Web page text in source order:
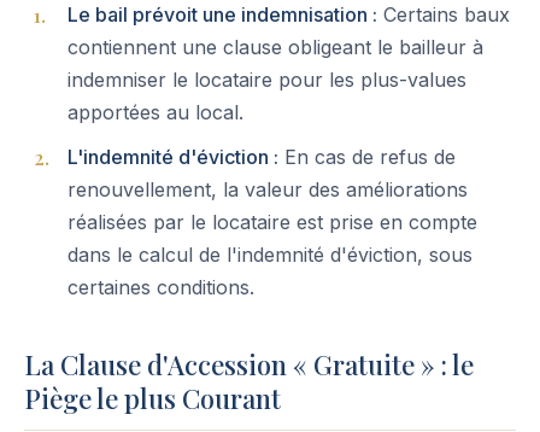
Le bail prévoit une indemnisation : Certains baux
contiennent une clause obligeant le bailleur à
indemniser le locataire pour les plus-values
apportées au local.
L'indemnité d'éviction : En cas de refus de
renouvellement, la valeur des améliorations
réalisées par le locataire est prise en compte
dans le calcul de l'indemnité d'éviction, sous
certaines conditions.
La Clause d'Accession « Gratuite » : le
Piège le plus Courant